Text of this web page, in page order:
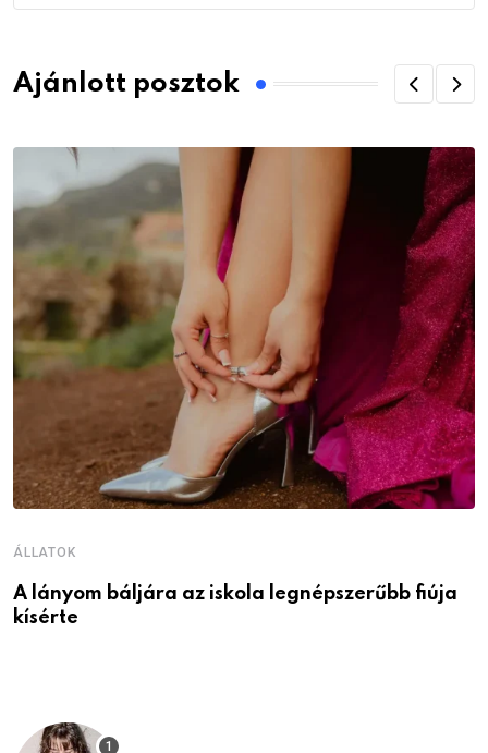
Ajánlott posztok
ÁLLATOK
A lányom báljára az iskola legnépszerűbb fiúja
kísérte